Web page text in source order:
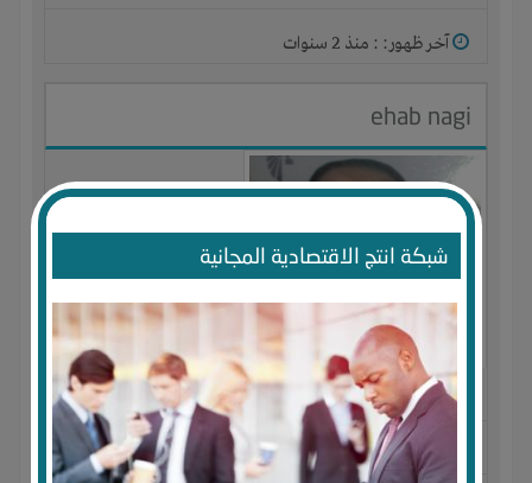
شبكة انتج الاقتصادية المجانية
آخر ظهور: : منذ 2 سنوات
ehab nagi
الجنس : ذكر
لديـه : الوقت-تسويق علاقات